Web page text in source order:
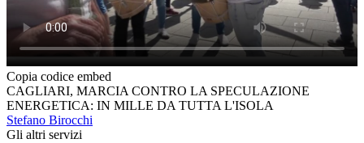
Copia codice embed
CAGLIARI, MARCIA CONTRO LA SPECULAZIONE
ENERGETICA: IN MILLE DA TUTTA L'ISOLA
Stefano Birocchi
Gli altri servizi